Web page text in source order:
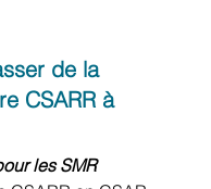
de la
CSARR à
les SMR